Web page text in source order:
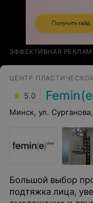
ЭФФЕКТИВНАЯ
ЦЕНТР
5.0
Минск, ул.
Большой выбор
подтяжка лица,